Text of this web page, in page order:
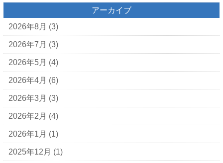
アーカイブ
2026年8月 (3)
2026年7月 (3)
2026年5月 (4)
2026年4月 (6)
2026年3月 (3)
2026年2月 (4)
2026年1月 (1)
2025年12月 (1)